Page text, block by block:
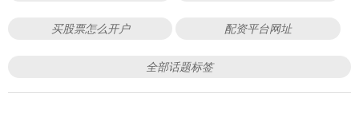
买股票怎么开户 配资平台网址
全部话题标签